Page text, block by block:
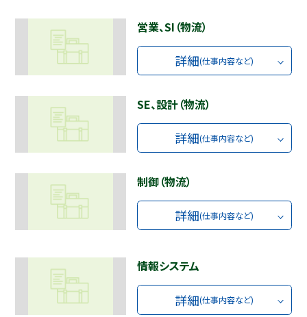
営業、SI（物流）
詳細(仕事内容など)
SE、設計（物流）
詳細(仕事内容など)
制御（物流）
詳細(仕事内容など)
情報システム
詳細(仕事内容など)